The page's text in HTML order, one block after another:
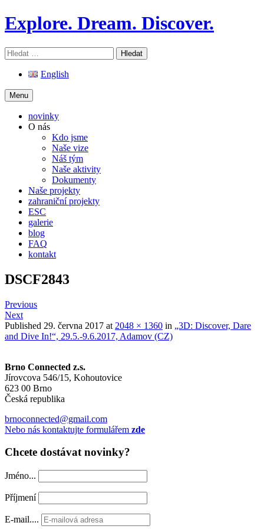
Skip
to
Explore. Dream. Discover.
Vyhledávání
English
Menu
novinky
O nás
Kdo jsme
Naše vize
Náš tým
Naše aktivity
Dokumenty
Naše projekty
zahraniční projekty
ESC
galerie
blog
FAQ
kontakt
DSCF2843
Previous
Next
Published 29. června 2017 at 2048 × 1360 in „3D: Discover, Dare
and Dive In!“, 29.5.-9.6.2017, Adamov (CZ)
Brno Connected z.s.
Jírovcova 546/15, Kohoutovice
623 00 Brno
Česká republika
brnoconnected@gmail.com
Nebo nás kontaktujte formulářem zde
Chcete dostávat novinky?
Jméno...
Příjmení
E-mail....